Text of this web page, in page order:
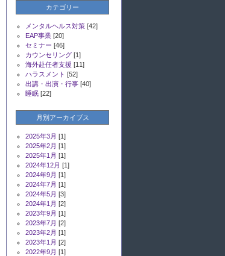
カテゴリー
メンタルヘルス対策 [42]
EAP事業 [20]
セミナー [46]
カウンセリング [1]
海外赴任者支援 [11]
ハラスメント [52]
出講・出演・行事 [40]
睡眠 [22]
月別アーカイブス
2025年3月 [1]
2025年2月 [1]
2025年1月 [1]
2024年12月 [1]
2024年9月 [1]
2024年7月 [1]
2024年5月 [3]
2024年1月 [2]
2023年9月 [1]
2023年7月 [2]
2023年2月 [1]
2023年1月 [2]
2022年9月 [1]